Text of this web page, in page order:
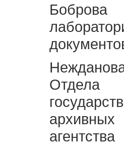
архивных
агентства